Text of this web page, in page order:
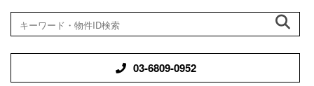
03-6809-0952